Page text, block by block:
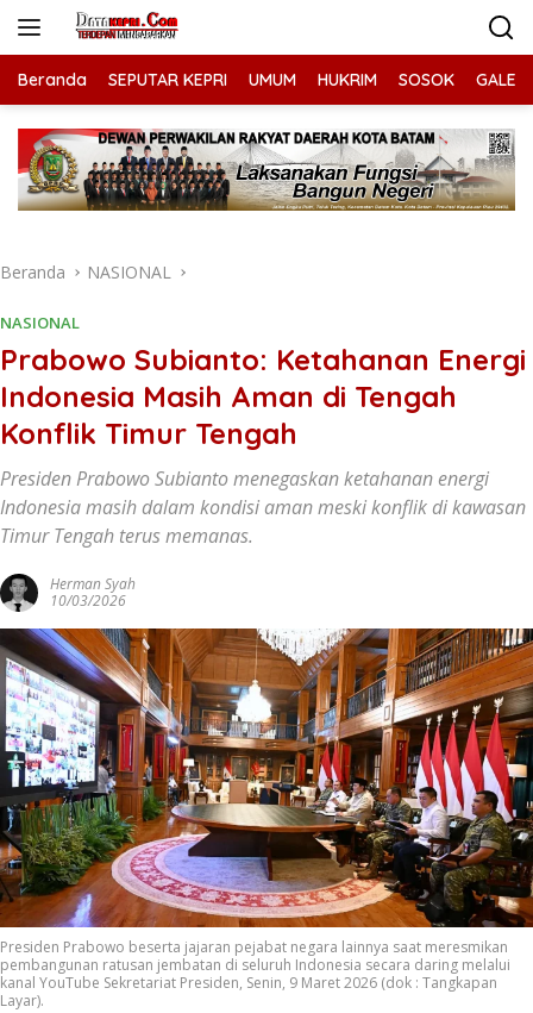
Beranda SEPUTAR KEPRI UMUM HUKRIM SOSOK
Beranda NASIONAL
NASIONAL
Prabowo Subianto: Ketahanan Energi
Indonesia Masih Aman di Tengah
Konflik Timur Tengah
Presiden Prabowo Subianto menegaskan ketahanan energi
Indonesia masih dalam kondisi aman meski konflik di kawasan
Timur Tengah terus memanas.
Herman Syah
10/03/2026
Presiden Prabowo beserta jajaran pejabat negara lainnya saat meresmikan
pembangunan ratusan jembatan di seluruh Indonesia secara daring melalui
kanal YouTube Sekretariat Presiden, Senin, 9 Maret 2026 (dok : Tangkapan
Layar).